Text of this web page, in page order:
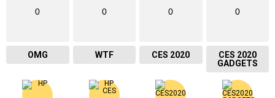
0
OMG
0
WTF
0
CES 2020
0
CES 2020
GADGETS